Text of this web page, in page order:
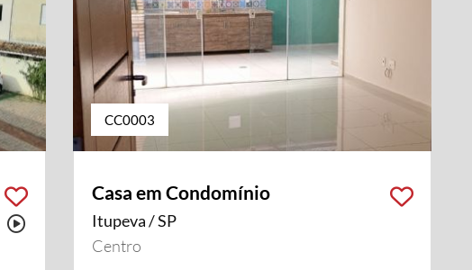
Possui vídeo
CC0003
Casa em Condomínio
Itupeva / SP
Centro